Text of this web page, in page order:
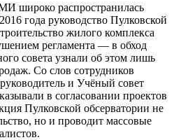
широко распространилась
года руководство Пулковской
жилого комплекса
регламента — в обход
совета узнали об этом лишь
Со слов сотрудников
и Учёный совет
в согласовании проектов
Пулковской обсерватории не
но и проводит массовые